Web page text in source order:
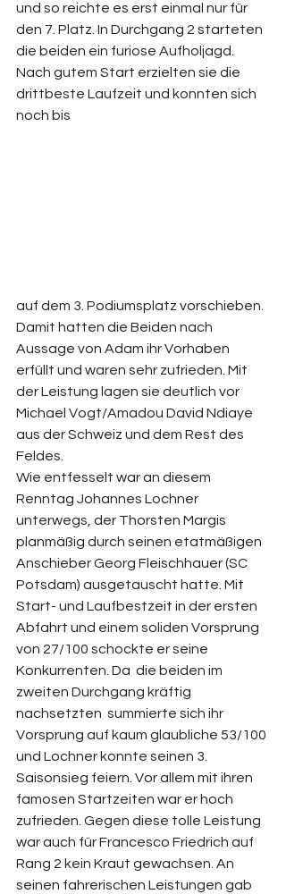
und so reichte es erst einmal nur für
den 7. Platz. In Durchgang 2 starteten
die beiden ein furiose Aufholjagd.
Nach gutem Start erzielten sie die
drittbeste Laufzeit und konnten sich
noch bis
auf dem 3. Podiumsplatz vorschieben.
Damit hatten die Beiden nach
Aussage von Adam ihr Vorhaben
erfüllt und waren sehr zufrieden. Mit
der Leistung lagen sie deutlich vor
Michael Vogt/Amadou David Ndiaye
aus der Schweiz und dem Rest des
Feldes.
Wie entfesselt war an diesem
Renntag Johannes Lochner
unterwegs, der Thorsten Margis
planmäßig durch seinen etatmäßigen
Anschieber Georg Fleischhauer (SC
Potsdam) ausgetauscht hatte. Mit
Start- und Laufbestzeit in der ersten
Abfahrt und einem soliden Vorsprung
von 27/100 schockte er seine
Konkurrenten. Da  die beiden im
zweiten Durchgang kräftig
nachsetzten  summierte sich ihr
Vorsprung auf kaum glaubliche 53/100
und Lochner konnte seinen 3.
Saisonsieg feiern. Vor allem mit ihren
famosen Startzeiten war er hoch
zufrieden. Gegen diese tolle Leistung
war auch für Francesco Friedrich auf
Rang 2 kein Kraut gewachsen. An
seinen fahrerischen Leistungen gab